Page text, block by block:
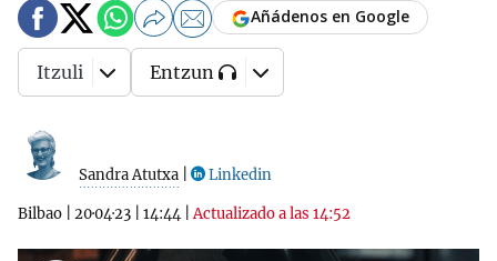
Sandra Atutxa Linkedin
Bilbao 20·04·23 14:44 |Actualizado a las 14:52
Añádenos en Google
Itzuli Entzun